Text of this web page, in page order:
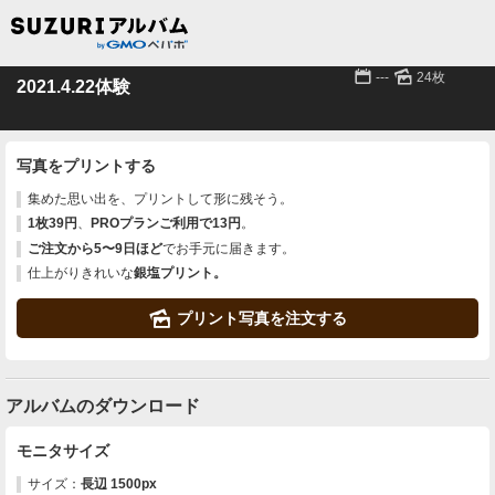
2021.4.22体験 📅 --- 🌄 24枚
写真をプリントする
集めた思い出を、プリントして形に残そう。
1枚39円 、 PROプランご利用で13円 。
ご注文から5〜9日ほどでお手元に届きます。
仕上がりきれいな銀塩プリント。
🌄 プリント写真を注文する
アルバムのダウンロード
モニタサイズ
サイズ： 長辺 1500px